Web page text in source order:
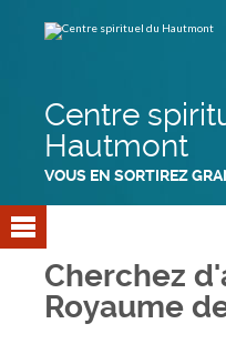
contenu.
Centre
Hautmont
VOUS EN SORTIREZ
Cherchez
Royaume